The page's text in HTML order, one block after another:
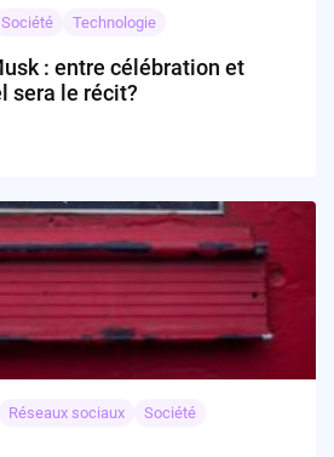
Société Technologie
: entre célébration et
sera le récit?
Réseaux sociaux
Société